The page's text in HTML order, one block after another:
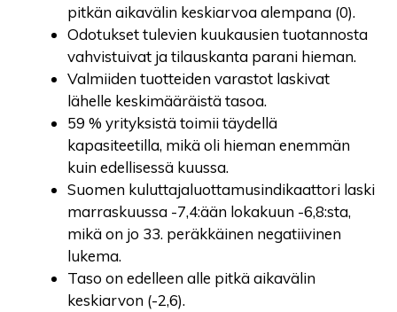
pitkän aikavälin keskiarvoa alempana (0).
Odotukset tulevien kuukausien tuotannosta
vahvistuivat ja tilauskanta parani hieman.
Valmiiden tuotteiden varastot laskivat
lähelle keskimääräistä tasoa.
59 % yrityksistä toimii täydellä
kapasiteetilla, mikä oli hieman enemmän
kuin edellisessä kuussa.
Suomen kuluttajaluottamusindikaattori laski
marraskuussa -7,4:ään lokakuun -6,8:sta,
mikä on jo 33. peräkkäinen negatiivinen
lukema.
Taso on edelleen alle pitkä aikavälin
keskiarvon (-2,6).